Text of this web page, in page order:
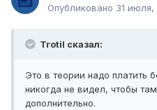
Опубликовано 31 июля,
Trotil сказал:
Это в теории надо платить
никогда не видел, чтобы
дополнительно.